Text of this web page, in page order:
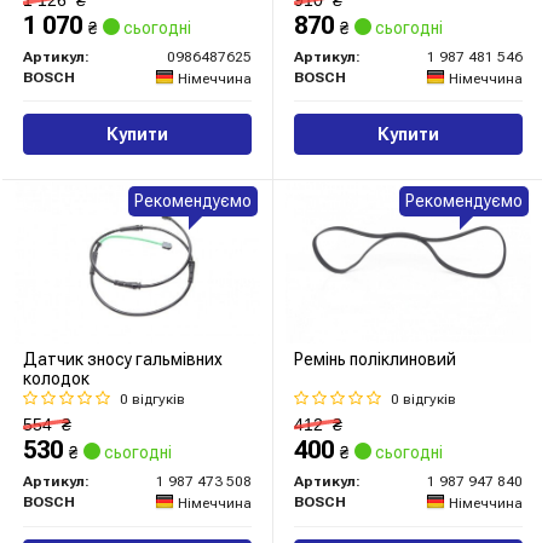
1 070 ₴ сьогодні
Артикул:
0986487625
BOSCH
Німеччина
Купити
870 ₴ сьогодні
Артикул:
1 987 481 546
BOSCH
Німеччина
Купити
Датчик зносу гальмівних
колодок
0 відгуків
554₴
530 ₴ сьогодні
Артикул:
1 987 473 508
BOSCH
Німеччина
Рекомендуємо
Ремінь поліклиновий
0 відгуків
412₴
400 ₴ сьогодні
Артикул:
1 987 947 840
BOSCH
Німеччина
Рекомендуємо